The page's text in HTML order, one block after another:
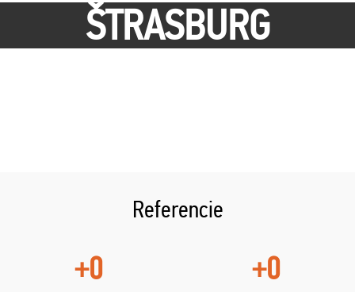
ŠTRASBURG
Referencie
+0 +0